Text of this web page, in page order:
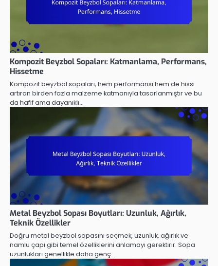
Kompozit Beyzbol Sopaları: Katmanlama, Performans,
Hissetme
Kompozit beyzbol sopaları, hem performansı hem de hissi
artıran birden fazla malzeme katmanıyla tasarlanmıştır ve bu
da hafif ama dayanıklı…
Metal Beyzbol Sopası Boyutları: Uzunluk, Ağırlık,
Teknik Özellikler
Doğru metal beyzbol sopasını seçmek, uzunluk, ağırlık ve
namlu çapı gibi temel özelliklerini anlamayı gerektirir. Sopa
uzunlukları genellikle daha genç…